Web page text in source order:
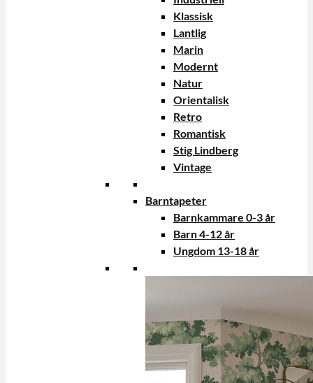
Klassisk
Lantlig
Marin
Modernt
Natur
Orientalisk
Retro
Romantisk
Stig Lindberg
Vintage
Barntapeter
Barnkammare 0-3 år
Barn 4-12 år
Ungdom 13-18 år